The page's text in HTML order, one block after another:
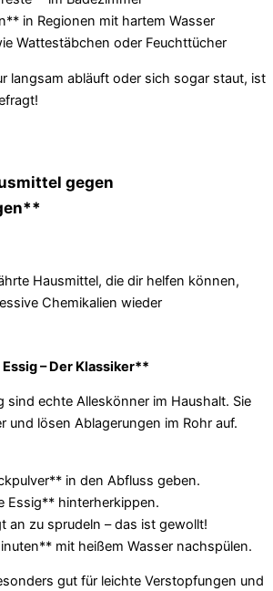
in Regionen mit hartem Wasser
Wattestäbchen oder Feuchttücher
langsam abläuft oder sich sogar staut, ist
gegen
Hausmittel, die dir helfen können,
Chemikalien wieder
– Der Klassiker**
sind echte Alleskönner im Haushalt. Sie
und lösen Ablagerungen im Rohr auf.
in den Abfluss geben.
Essig** hinterherkippen.
an zu sprudeln – das ist gewollt!
mit heißem Wasser nachspülen.
gut für leichte Verstopfungen und